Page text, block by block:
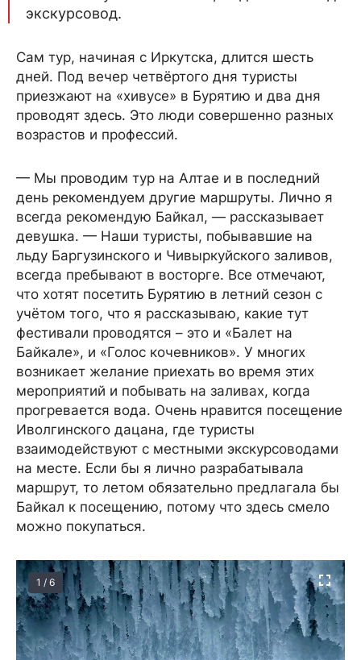
экскурсовод.
Сам тур, начиная с Иркутска, длится шесть
дней. Под вечер четвёртого дня туристы
приезжают на «хивусе» в Бурятию и два дня
проводят здесь. Это люди совершенно разных
возрастов и профессий.
— Мы проводим тур на Алтае и в последний
день рекомендуем другие маршруты. Лично я
всегда рекомендую Байкал, — рассказывает
девушка. — Наши туристы, побывавшие на
льду Баргузинского и Чивыркуйского заливов,
всегда пребывают в восторге. Все отмечают,
что хотят посетить Бурятию в летний сезон с
учётом того, что я рассказываю, какие тут
фестивали проводятся – это и «Балет на
Байкале», и «Голос кочевников». У многих
возникает желание приехать во время этих
мероприятий и побывать на заливах, когда
прогревается вода. Очень нравится посещение
Иволгинского дацана, где туристы
взаимодействуют с местными экскурсоводами
на месте. Если бы я лично разрабатывала
маршрут, то летом обязательно предлагала бы
Байкал к посещению, потому что здесь смело
можно покупаться.
1 / 6